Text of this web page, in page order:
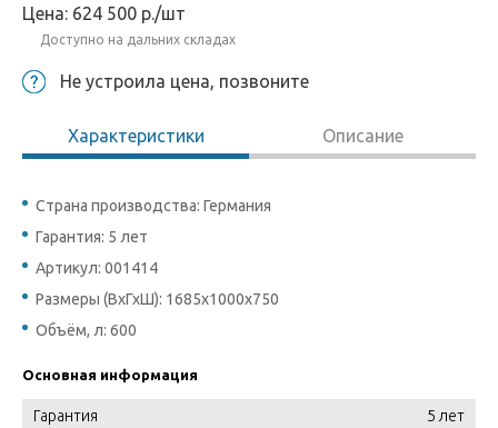
Цена: 624 500 р./шт
Доступно на дальних складах
Не устроила цена, позвоните
Характеристики Описание
Страна производства: Германия
Гарантия: 5 лет
Артикул: 001414
Размеры (ВхГхШ): 1685x1000x750
Объём, л: 600
Основная информация
Гарантия 5 лет